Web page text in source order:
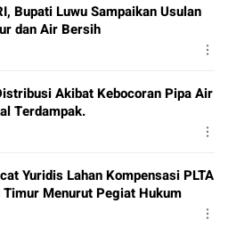
Bupati Luwu Sampaikan Usulan
dan Air Bersih
Akibat Kebocoran Pipa Air
Terdampak.
Yuridis Lahan Kompensasi PLTA
Timur Menurut Pegiat Hukum